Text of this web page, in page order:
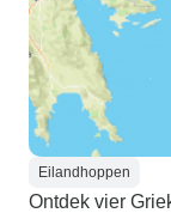
Eilandhoppen
Ontdek vier